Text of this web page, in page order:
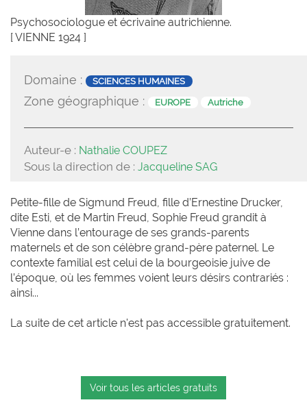
Psychosociologue et écrivaine autrichienne.
[ VIENNE 1924 ]
Domaine : SCIENCES HUMAINES
Zone géographique : EUROPE Autriche
Auteur-e : Nathalie COUPEZ
Sous la direction de : Jacqueline SAG
Petite-fille de Sigmund Freud, fille d’Ernestine Drucker,
dite Esti, et de Martin Freud, Sophie Freud grandit à
Vienne dans l’entourage de ses grands-parents
maternels et de son célèbre grand-père paternel. Le
contexte familial est celui de la bourgeoisie juive de
l’époque, où les femmes voient leurs désirs contrariés :
ainsi...
La suite de cet article n'est pas accessible gratuitement.
Voir tous les articles gratuits